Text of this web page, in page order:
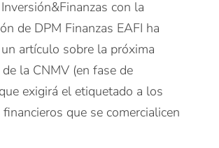
con la
de DPM Finanzas EAFI ha
artículo sobre la próxima
la CNMV (en fase de
exigirá el etiquetado a los
que se comercialicen